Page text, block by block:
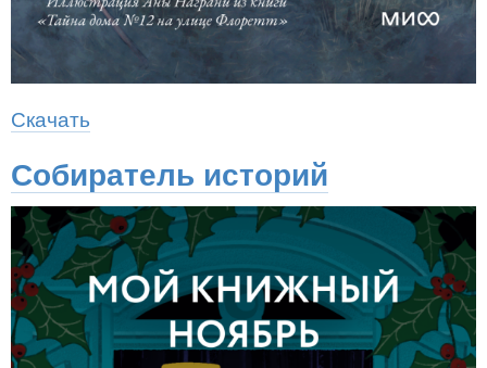
Скачать
Собиратель историй